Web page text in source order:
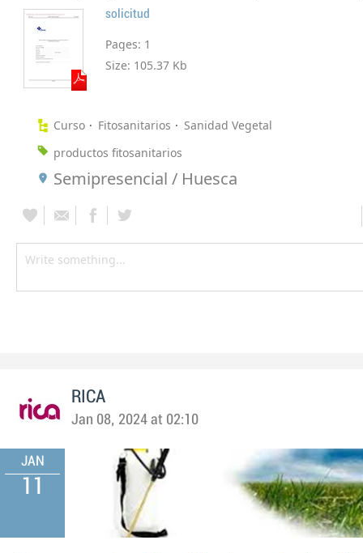
solicitud
Pages: 1
Size: 105.37 Kb
Curso Fitosanitarios
Sanidad Vegetal
productos fitosanitarios
Semipresencial / Huesca
RICA
Jan 08, 2024 at 02:10
JAN
11